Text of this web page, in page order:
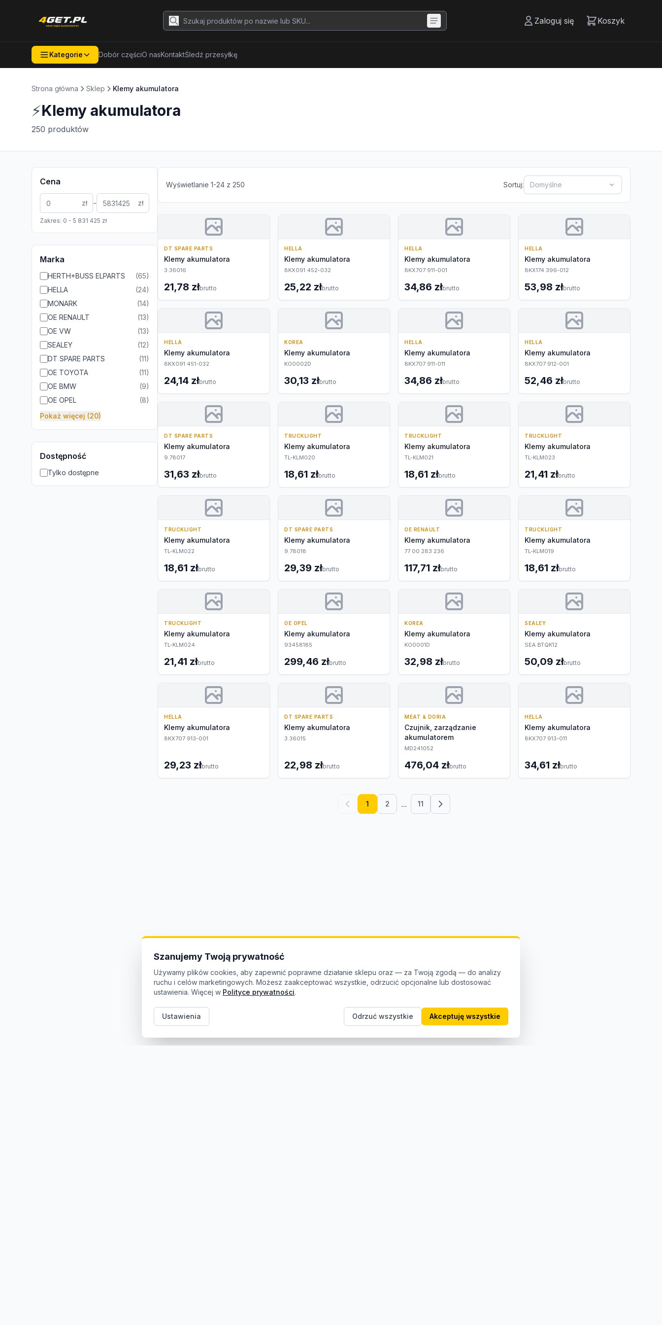
Zaloguj się Koszyk
Kategorie Dobór częściO nasKontaktŚledź przesyłkę
Strona główna Sklep Klemy akumulatora
⚡Klemy akumulatora
250 produktów
Cena
zł - zł
Zakres: 0 - 5 831 425 zł
Marka
HERTH+BUSS ELPARTS (65)
HELLA
(24)
MONARK
(14)
OE RENAULT
(13)
OE VW
(13)
SEALEY
(12)
DT SPARE PARTS
(11)
OE TOYOTA
(11)
OE BMW
(9)
OE OPEL
(8)
Pokaż więcej (20)
Dostępność
Tylko dostępne
Wyświetlanie 1-24 z 250 Sortuj: Domyślne
DT SPARE PARTS
Klemy akumulatora
3.36016
21,78 złbrutto
HELLA
Klemy akumulatora
8KX091 452-032
25,22 złbrutto
HELLA
Klemy akumulatora
8KX707 911-001
34,86 złbrutto
HELLA
Klemy akumulatora
8KX174 396-012
53,98 złbrutto
HELLA
Klemy akumulatora
8KX091 451-032
24,14 złbrutto
KOREA
Klemy akumulatora
KO0002D
30,13 złbrutto
HELLA
Klemy akumulatora
8KX707 911-011
34,86 złbrutto
HELLA
Klemy akumulatora
8KX707 912-001
52,46 złbrutto
DT SPARE PARTS
Klemy akumulatora
9.78017
31,63 złbrutto
TRUCKLIGHT
Klemy akumulatora
TL-KLM020
18,61 złbrutto
TRUCKLIGHT
Klemy akumulatora
TL-KLM021
18,61 złbrutto
TRUCKLIGHT
Klemy akumulatora
TL-KLM023
21,41 złbrutto
TRUCKLIGHT
Klemy akumulatora
TL-KLM022
18,61 złbrutto
DT SPARE PARTS
Klemy akumulatora
9.78018
29,39 złbrutto
OE RENAULT
Klemy akumulatora
77 00 283 236
117,71 złbrutto
TRUCKLIGHT
Klemy akumulatora
TL-KLM019
18,61 złbrutto
TRUCKLIGHT
Klemy akumulatora
TL-KLM024
21,41 złbrutto
OE OPEL
Klemy akumulatora
93458185
299,46 złbrutto
KOREA
Klemy akumulatora
KO0001D
32,98 złbrutto
SEALEY
Klemy akumulatora
SEA BTQK12
50,09 złbrutto
HELLA
Klemy akumulatora
8KX707 913-001
29,23 złbrutto
DT SPARE PARTS
Klemy akumulatora
3.36015
22,98 złbrutto
MEAT & DORIA
Czujnik, zarządzanie
akumulatorem
MD241052
476,04 złbrutto
HELLA
Klemy akumulatora
8KX707 913-011
34,61 złbrutto
1 2 ... 11
Szanujemy Twoją prywatność
Używamy plików cookies, aby zapewnić poprawne działanie sklepu oraz — za Twoją zgodą — do analizy
ruchu i celów marketingowych. Możesz zaakceptować wszystkie, odrzucić opcjonalne lub dostosować
ustawienia. Więcej w Polityce prywatności.
Ustawienia Odrzuć wszystkie Akceptuję wszystkie